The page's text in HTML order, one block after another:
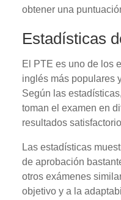
obtener una
Estadísticas
El PTE es uno de los
inglés más populares
Según las
toman el examen en
resultados
Las estadísticas
de aprobación
otros exámenes
objetivo y a la